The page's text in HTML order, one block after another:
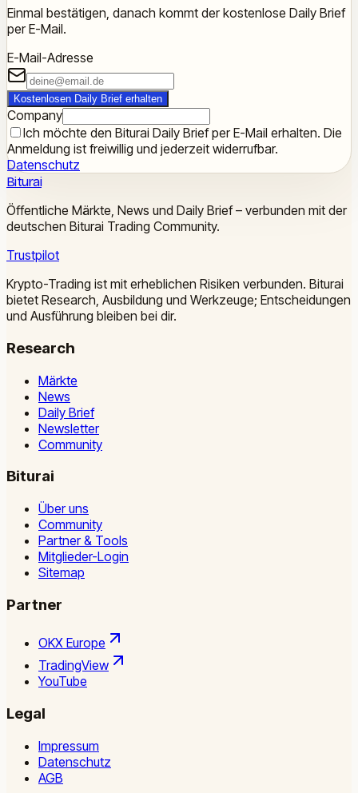
Einmal bestätigen, danach kommt der kostenlose Daily Brief
per E-Mail.
E-Mail-Adresse
Kostenlosen Daily Brief erhalten
Company
Ich möchte den Biturai Daily Brief per E-Mail erhalten. Die
Anmeldung ist freiwillig und jederzeit widerrufbar.
Datenschutz
Biturai
Öffentliche Märkte, News und Daily Brief – verbunden mit der
deutschen Biturai Trading Community.
Trustpilot
Krypto-Trading ist mit erheblichen Risiken verbunden. Biturai
bietet Research, Ausbildung und Werkzeuge; Entscheidungen
und Ausführung bleiben bei dir.
Research
Märkte
News
Daily Brief
Newsletter
Community
Biturai
Über uns
Community
Partner & Tools
Mitglieder-Login
Sitemap
Partner
OKX Europe
TradingView
YouTube
Legal
Impressum
Datenschutz
AGB